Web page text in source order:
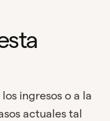
ingresos o a la
actuales tal